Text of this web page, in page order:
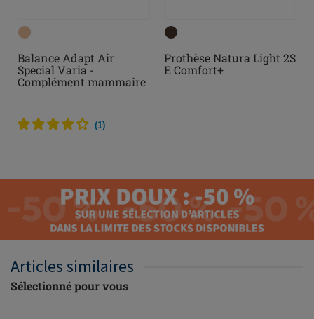
Balance Adapt Air
Special Varia -
Complément mammaire
(1)
Prothèse Natura Light 2S
E Comfort+
Articles similaires
Sélectionné pour vous